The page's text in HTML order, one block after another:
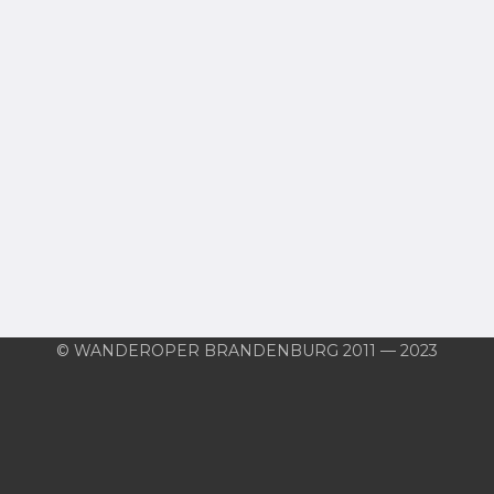
© WANDEROPER BRANDENBURG 2011 — 2023